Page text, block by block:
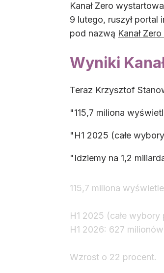
Kanał Zero
9 lutego, ruszył portal
pod nazwą Kanał Zero
Wyniki
Teraz Krzysztof
"115,7 miliona
"H1 2025 (całe
"Idziemy na 1,2
115,7 miliona
H1 2025 (całe
H1 2026: 627
Wzrost o 22 procent.